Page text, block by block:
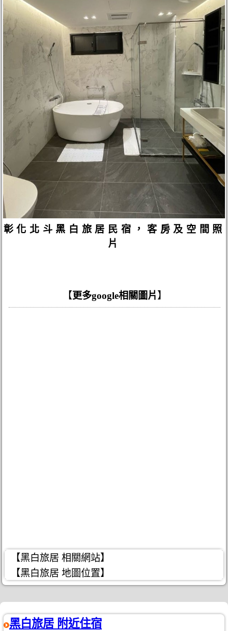
彰化北斗黑白旅居民宿，客房及空間照
片
【更多google相關圖片 】
【黑白旅居 相關網站】
【黑白旅居 地圖位置】
黑白旅居 附近住宿